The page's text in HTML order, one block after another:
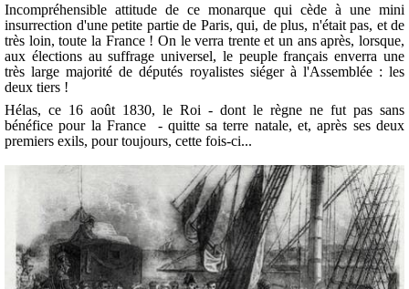
Incompréhensible attitude de ce monarque qui cède à une mini
insurrection d'une petite partie de Paris, qui, de plus, n'était pas, et de
très loin, toute la France ! On le verra trente et un ans après, lorsque,
aux élections au suffrage universel, le peuple français enverra une
très large majorité de députés royalistes siéger à l'Assemblée : les
deux tiers !
Hélas, ce 16 août 1830, le Roi - dont le règne ne fut pas sans
bénéfice pour la France - quitte sa terre natale, et, après ses deux
premiers exils, pour toujours, cette fois-ci...